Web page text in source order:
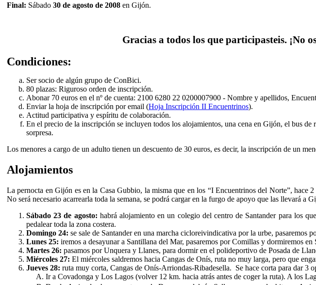
Final: Sábado 30 de agosto de 2008 en Gijón.
Gracias a todos los que participasteis. ¡No
Condiciones:
Ser socio de algún grupo de ConBici.
80 plazas: Riguroso orden de inscripción.
Abonar 70 euros en el nº de cuenta: 2100 6280 22 0200007900 - Nombre y apellidos,
Enviar la hoja de inscripción por email (Hoja Inscripción II Encuentrinos).
Actitud participativa y espíritu de colaboración.
En el precio de la inscripción se incluyen todos los alojamientos, una cena en Gijón, el bus
sorpresa.
Los menores a cargo de un adulto tienen un descuento de 30 euros, es decir, la inscripción de un
Alojamientos
La pernocta en Gijón es en la Casa Gubbio, la misma que en los “I Encuentrinos del Norte”, hace
No será necesario acarrearla toda la semana, se podrá cargar en la furgo de apoyo que las llevará a
Sábado 23 de agosto: habrá alojamiento en un colegio del centro de Santander para los
pedalear toda la zona costera.
Domingo 24: se sale de Santander en una marcha cicloreivindicativa por la urbe, pasaremos
Lunes 25: iremos a desayunar a Santillana del Mar, pasaremos por Comillas y dormiremos
Martes 26: pasamos por Unquera y Llanes, para dormir en el polideportivo de Posada de
Miércoles 27: El miércoles saldremos hacia Cangas de Onís, ruta no muy larga, pero que
Jueves 28: ruta muy corta, Cangas de Onís-Arriondas-Ribadesella. Se hace corta para dar 3
Ir a Covadonga y Los Lagos (volver 12 km. hacia atrás antes de coger la ruta). A los